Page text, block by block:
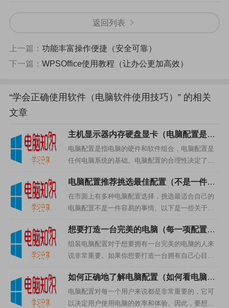
工作中应用到实践中。另外，也可以不断学习新的软件，
以便于在工作中及时应用到实践中。
以上便是关于“电脑软件使用”的相关内容，通过以上几个方
高生产力。
返回列表
上一篇： 功能丰富操作便捷（安全可靠）
下一篇： WPSOffice使用教程（让办公更加高效）
“学会正确使用软件（电脑软件使用技巧）” 的相关
文章
主机显示器内存硬盘显卡（电脑配置是指
电脑的硬件和软件组合吗）
电脑配置是指电脑的硬件和软件组合，电脑配置是
任何电脑系统的基础。电脑配置的合理性决定了电
标。本文将详细介绍电脑配置，包括主机、显示
器、内存、硬盘、显卡等组成...
电脑配置推荐挑选最佳配置（不是一件容
易的事情）
在市面上有多种电脑配置选择，挑选最适合自己的
电脑配置不是一件容易的事情。以下是一些关于挑
主板主板是电脑的枢纽，它决定了整个系统的性
能，因此在挑选主板的时...
想要打造一台完美的电脑（每一项配置都
会影响到电脑的性能和价格）
组装电脑配置对于想要拥有一台完美的电脑的人来
说非常重要。如果你想要打造一台拥有自己心目中
作用，并且仔细考虑你的预算，只有这样才能组装
出一台最适合你的电脑。1...
如何正确地了解电脑配置（如何看电脑配
置）
电脑配置对每一个用户来说都是非常重要的，它可
以决定用户使用电脑的效率和体验。因此，要想正